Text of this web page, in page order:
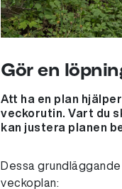
Gör en
Att ha en plan
veckorutin. Vart du
kan justera planen
Dessa
veckoplan: